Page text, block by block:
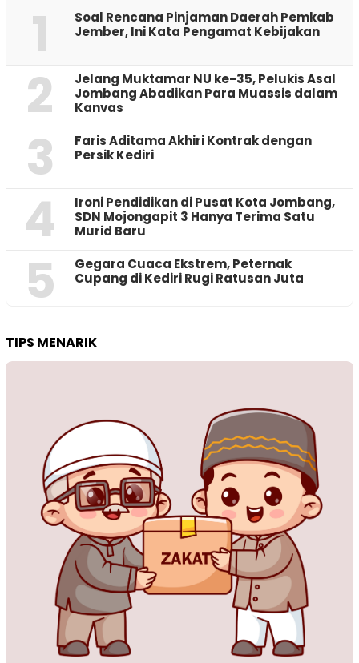
1
‎Soal Rencana Pinjaman Daerah Pemkab
Jember, Ini Kata Pengamat Kebijakan ‎
2
Jelang Muktamar NU ke-35, Pelukis Asal
Jombang Abadikan Para Muassis dalam
Kanvas
3
Faris Aditama Akhiri Kontrak dengan
Persik Kediri
4
Ironi Pendidikan di Pusat Kota Jombang,
SDN Mojongapit 3 Hanya Terima Satu
Murid Baru
5
‎Gegara Cuaca Ekstrem, Peternak
Cupang di Kediri Rugi Ratusan Juta
TIPS MENARIK